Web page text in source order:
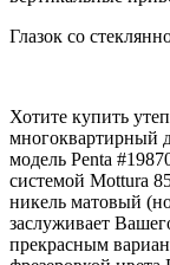
Глазок со
Хотите купить
многоквартирный
модель Penta
системой Mottura
никель матовый
заслуживает
прекрасным